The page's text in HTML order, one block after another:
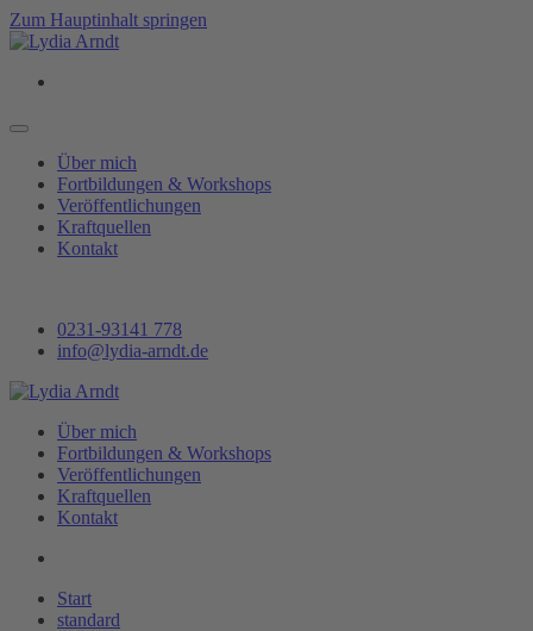
Zum Hauptinhalt springen
Über mich
Fortbildungen & Workshops
Veröffentlichungen
Kraftquellen
Kontakt
0231-93141 778
info@lydia-arndt.de
Über mich
Fortbildungen & Workshops
Veröffentlichungen
Kraftquellen
Kontakt
Start
standard